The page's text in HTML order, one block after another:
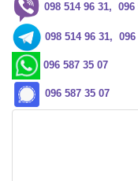
098 514 96 31,
098 514 96 31,
096 587 35 07
096 587 35 07